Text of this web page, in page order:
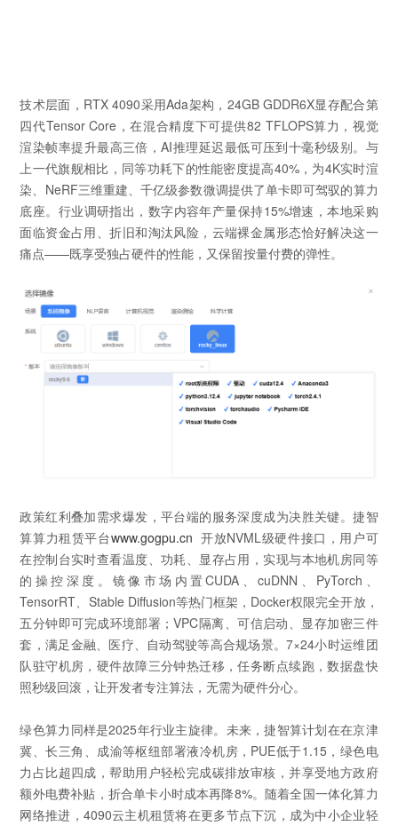
技术层面，RTX 4090采用Ada架构，24GB GDDR6X显存配合第
四代Tensor Core，在混合精度下可提供82 TFLOPS算力，视觉
渲染帧率提升最高三倍，AI推理延迟最低可压到十毫秒级别。与
上一代旗舰相比，同等功耗下的性能密度提高40%，为4K实时渲
染、NeRF三维重建、千亿级参数微调提供了单卡即可驾驭的算力
底座。行业调研指出，数字内容年产量保持15%增速，本地采购
面临资金占用、折旧和淘汰风险，云端裸金属形态恰好解决这一
痛点——既享受独占硬件的性能，又保留按量付费的弹性。
政策红利叠加需求爆发，平台端的服务深度成为决胜关键。捷智
算算力租赁平台www.gogpu.cn 开放NVML级硬件接口，用户可
在控制台实时查看温度、功耗、显存占用，实现与本地机房同等
的操控深度。镜像市场内置CUDA、cuDNN、PyTorch、
TensorRT、Stable Diffusion等热门框架，Docker权限完全开放，
五分钟即可完成环境部署；VPC隔离、可信启动、显存加密三件
套，满足金融、医疗、自动驾驶等高合规场景。7×24小时运维团
队驻守机房，硬件故障三分钟热迁移，任务断点续跑，数据盘快
照秒级回滚，让开发者专注算法，无需为硬件分心。
绿色算力同样是2025年行业主旋律。未来，捷智算计划在在京津
冀、长三角、成渝等枢纽部署液冷机房，PUE低于1.15，绿色电
力占比超四成，帮助用户轻松完成碳排放审核，并享受地方政府
额外电费补贴，折合单卡小时成本再降8%。随着全国一体化算力
网络推进，4090云主机租赁将在更多节点下沉，成为中小企业轻